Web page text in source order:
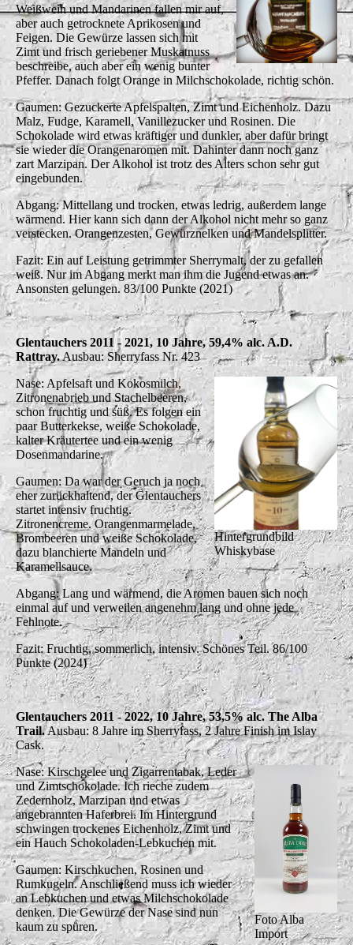
Weißwein und Mandarinen fallen mir auf,
aber auch getrocknete Aprikosen und
Feigen. Die Gewürze lassen sich mit
Zimt und frisch geriebener Muskatnuss
beschreibe, auch aber ein wenig bunter
Pfeffer. Danach folgt Orange in Milchschokolade, richtig schön.
Gaumen: Gezuckerte Apfelspalten, Zimt und Eichenholz. Dazu
Malz, Fudge, Karamell, Vanillezucker und Rosinen. Die
Schokolade wird etwas kräftiger und dunkler, aber dafür bringt
sie wieder die Orangenaromen mit. Dahinter dann noch ganz
zart Marzipan. Der Alkohol ist trotz des Alters schon sehr gut
eingebunden.
Abgang: Mittellang und trocken, etwas ledrig, außerdem lange
wärmend. Hier kann sich dann der Alkohol nicht mehr so ganz
verstecken. Orangenzesten, Gewürznelken und Mandelsplitter.
Fazit: Ein auf Leistung getrimmter Sherrymalt, der zu gefallen
weiß. Nur im Abgang merkt man ihm die Jugend etwas an.
Ansonsten gelungen. 83/100 Punkte (2021)
Glentauchers 2011 - 2021, 10 Jahre, 59,4% alc. A.D.
Rattray.Ausbau: Sherryfass Nr. 423
Hintergrundbild
Whiskybase
Nase: Apfelsaft und Kokosmilch,
Zitronenabrieb und Stachelbeeren,
schon fruchtig und süß. Es folgen ein
paar Butterkekse, weiße Schokolade,
kalter Kräutertee und ein wenig
Dosenmandarine.
Gaumen: Da war der Geruch ja noch
eher zurückhaltend, der Glentauchers
startet intensiv fruchtig.
Zitronencreme. Orangenmarmelade,
Brombeeren und weiße Schokolade,
dazu blanchierte Mandeln und
Karamellsauce.
Abgang: Lang und wärmend, die Aromen bauen sich noch
einmal auf und verweilen angenehm lang und ohne jede
Fehlnote.
Fazit: Fruchtig, sommerlich, intensiv. Schönes Teil. 86/100
Punkte (2024)
Glentauchers 2011 - 2022, 10 Jahre, 53,5% alc. The Alba
Trail.Ausbau: 8 Jahre im Sherryfass, 2 Jahre Finish im Islay
Cask.
Foto Alba
Import
Nase: Kirschgelee und Zigarrentabak, Leder
und Zimtschokolade. Ich rieche zudem
Zedernholz, Marzipan und etwas
angebrannten Haferbrei. Im Hintergrund
schwingen trockenes Eichenholz, Zimt und
ein Hauch Schokoladen-Lebkuchen mit.
Gaumen: Kirschkuchen, Rosinen und
Rumkugeln. Anschließend muss ich wieder
an Lebkuchen und etwas Milchschokolade
denken. Die Gewürze der Nase sind nun
kaum zu spüren.